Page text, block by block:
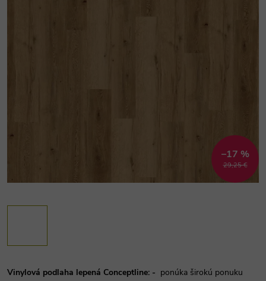
29,25 €
–17 %
Vinylová podlaha lepená Conceptline: - ponúka širokú ponuku